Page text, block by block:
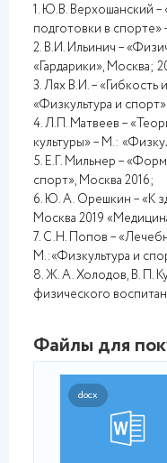
1. Ю.В. Верхошанский
подготовки в спорте»
2. В.И. Ильинич –
«Гардарики», Москва;
3. Лях В.И. – «Гибкость
«Физкультура и спорт».
4. Л.П. Матвеев –
культуры» – М.:
5. Е.Г. Мильнер –
спорт», Москва 2016;
6. Ю. А. Орешкин – «К
Москва 2019
7. С.Н. Попов –
М.:«Физкультура и
8. Ж. А. Холодов, В. П.
физического
Файлы для
docx